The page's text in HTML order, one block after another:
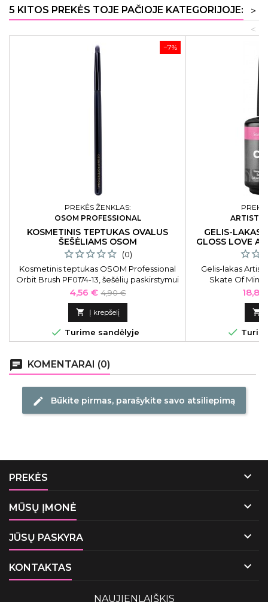
5 KITOS PREKĖS TOJE PAČIOJE KATEGORIJOJE:
>
<
−7%
PREKĖS ŽENKLAS:
OSOM PROFESSIONAL
KOSMETINIS TEPTUKAS OVALUS
ŠEŠĖLIAMS OSOM
(0)
Kosmetinis teptukas OSOM Professional
Orbit Brush PF0174-13, šešėlių paskirstymui
Kaina
4,56 € Bazinė
kaina
4,90 €
 Į krepšelį
 Turime sandėlyje
GELIS-LAKAS
GLOSS LOVE
Gelis-lakas
Skate Of Mind
Kaina
18,81


chat KOMENTARAI (0)
edit Būkite pirmas, parašykite savo atsiliepimą
PREKĖS 
MŪSŲ ĮMONĖ 
JŪSŲ PASKYRA 
KONTAKTAS 
NAUJIENLAIŠKIS